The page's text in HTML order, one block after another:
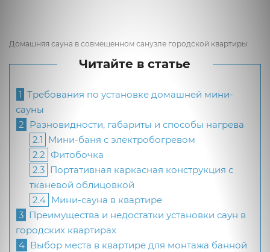
Домашняя сауна в совмещенном санузле городской квартиры
Читайте в статье
1 Требования по установке домашней мини-
сауны
2 Разновидности, габариты и способы нагрева
2.1 Мини-баня с электробогревом
2.2 Фитобочка
2.3 Портативная каркасная конструкция с
тканевой облицовкой
2.4 Мини-сауна в квартире
3 Преимущества и недостатки установки саун в
городских квартирах
4 Выбор места в квартире для монтажа банной